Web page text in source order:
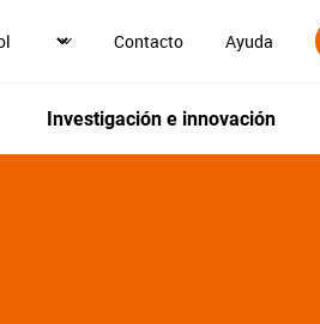
Contacto Ayuda
Investigación e innovación